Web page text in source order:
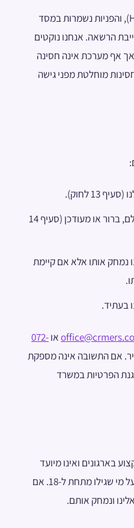
האתר פועל בפרוטוקול מוצפן (HTTPS), והפניות נשמרות במסד
הרשאה. אנחנו נוקטים
אף מערכת אינה חסינה
מוחלטת מפני גישה
13 לחוק).
מידע שאינו נכון, שלם, ברור או מעודכן (סעיף 14
נמחק אותו אלא אם קיימת
בעתיד.
או072-
אם התשובה אינה מספקת
הפרטיות במשרד
בארגונים ואינו מיועד
לקטינים. איננו אוספים ביודעין מידע על מי שגילו מתחת ל-18. אם
ונמחק אותם.